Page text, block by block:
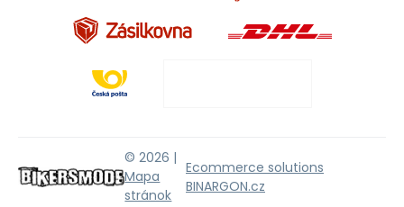
© 2026 |
Mapa
stránok
Ecommerce solutions
BINARGON.cz